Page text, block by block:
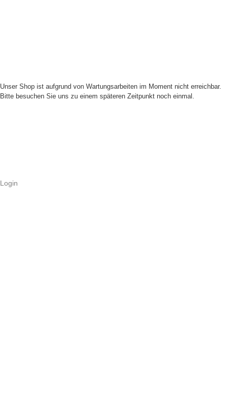
Unser Shop ist aufgrund von Wartungsarbeiten im Moment nicht erreichbar.
Bitte besuchen Sie uns zu einem späteren Zeitpunkt noch einmal.
Login